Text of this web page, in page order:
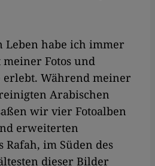
Leben habe ich immer
Fotos und
Während meiner
Arabischen
wir vier Fotoalben
erweiterten
Rafah, im Süden des
dieser Bilder